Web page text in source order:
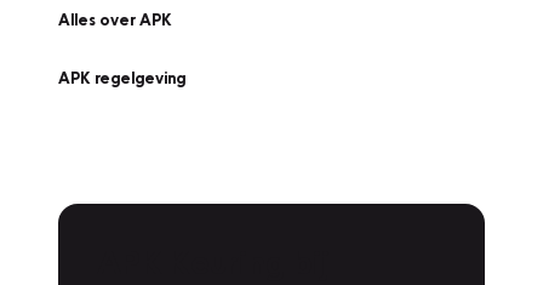
Alles over APK
APK regelgeving